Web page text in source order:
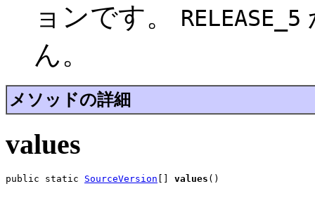
ョンです。
RELEASE_5
ん。
メソッドの詳細
values
public static SourceVersion values ()